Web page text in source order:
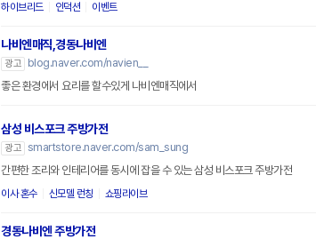
하이브리드 인덕션 이벤트
나비엔매직,경동나비엔
광고
blog.naver.com/navien__
좋은 환경에서 요리를 할수있게 나비엔매직에서
삼성 비스포크 주방가전
광고 smartstore.naver.com/sam_sung
간편한 조리와 인테리어를 동시에 잡을 수 있는 삼성 비스포크 주방가전
이사 혼수 신모델 런칭 쇼핑라이브
경동나비엔 주방가전